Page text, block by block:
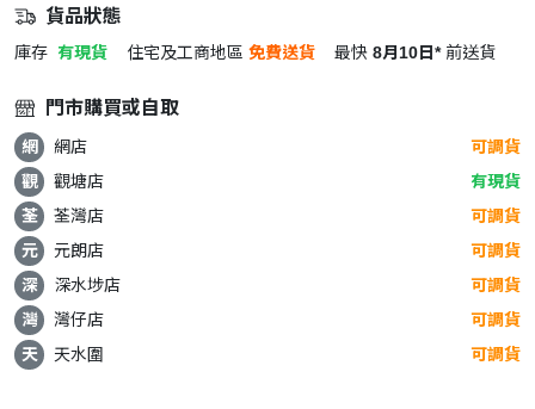
貨品狀態
庫存 有現貨 住宅及工商地區 免費送貨 最快 8月10日* 前送貨
門市購買或自取
網 網店
可調貨
觀
觀塘店
有現貨
荃
荃灣店
可調貨
元
元朗店
可調貨
深
深水埗店
可調貨
灣
灣仔店
可調貨
天
天水圍 可調貨